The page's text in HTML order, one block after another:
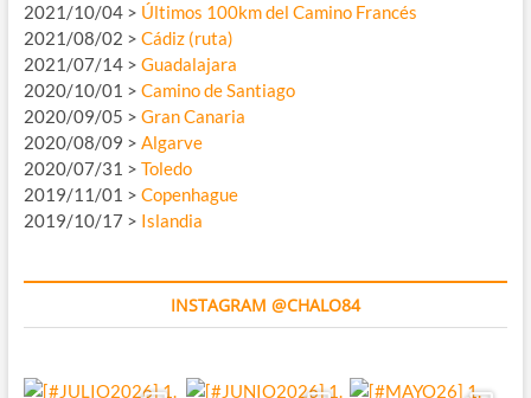
2021/10/04 > Últimos 100km del Camino Francés
2021/08/02 > Cádiz (ruta)
2021/07/14 > Guadalajara
2020/10/01 > Camino de Santiago
2020/09/05 > Gran Canaria
2020/08/09 > Algarve
2020/07/31 > Toledo
2019/11/01 > Copenhague
2019/10/17 > Islandia
INSTAGRAM @CHALO84